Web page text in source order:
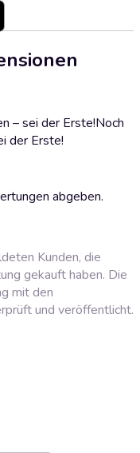
– sei der Erste!Noch
der Erste!
abgeben.
Kunden, die
gekauft haben. Die
mit den
und veröffentlicht.